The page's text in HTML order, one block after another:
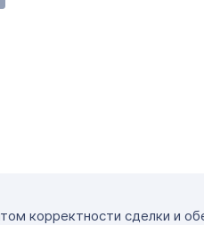
корректности сделки и